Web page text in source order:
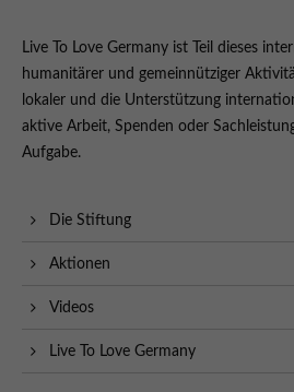
Live To Love Germany ist Teil dieses
humanitärer und gemeinnütziger
lokaler und die Unterstützung
aktive Arbeit, Spenden oder
Aufgabe.
Die Stiftung
Aktionen
Videos
Live To Love Germany